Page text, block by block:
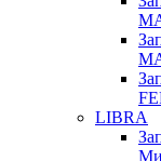
LIBRA